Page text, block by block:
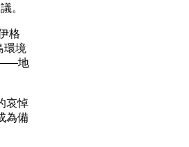
。
格
環境
——地
哀悼
為備